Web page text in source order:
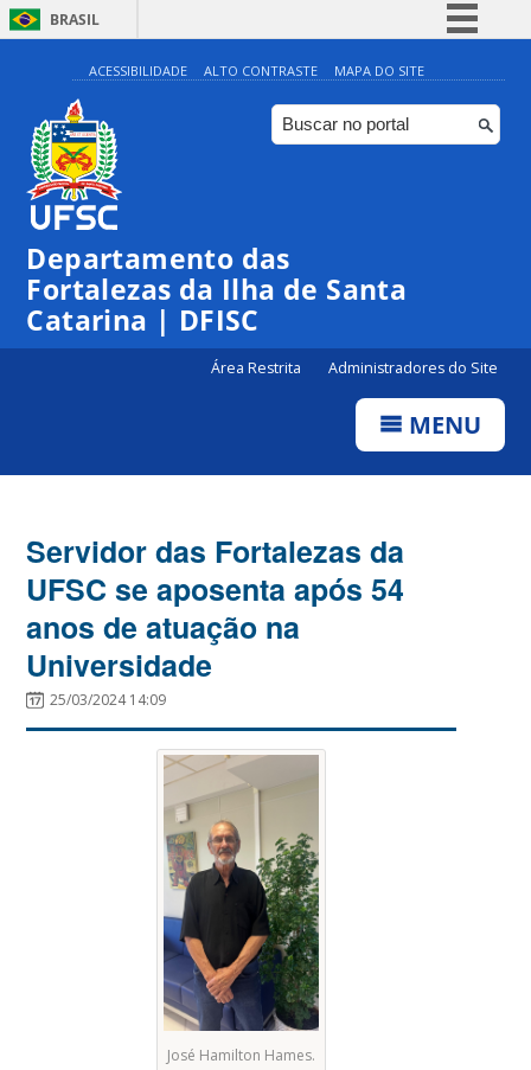
BRASIL
Simplifique!
Comunica BR
Participe
ACESSIBILIDADE ALTO CONTRASTE MAPA DO SITE
Departamento das
Fortalezas da Ilha de Santa
Catarina | DFISC
Área Restrita Administradores do Site
MENU
Servidor das Fortalezas da
UFSC se aposenta após 54
anos de atuação na
Universidade
25/03/2024 14:09
José Hamilton Hames.